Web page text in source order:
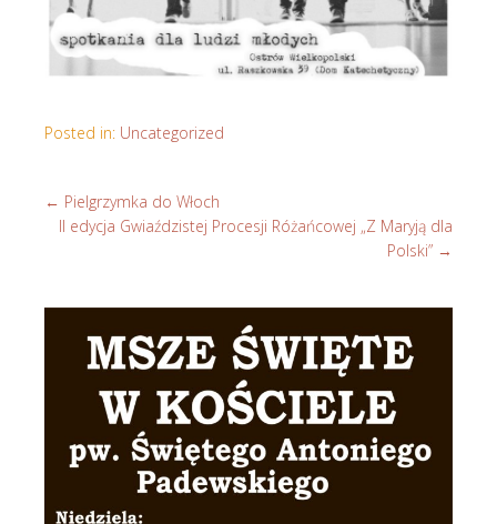
Posted in: Uncategorized
← Pielgrzymka do Włoch
II edycja Gwiaździstej Procesji Różańcowej „Z Maryją dla
Polski” →